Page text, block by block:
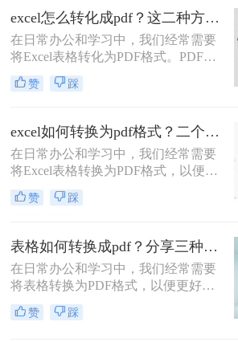
格式稳定性和易于分享的特点，使得
它成为表格转换的理想选择。那么表
格如何转换成pdf呢？本文将介绍三种
将表格转换为PDF的实用方法，帮助
您轻松实现表格的格式化输出。
excel怎么转化成pdf？这二种方法你可以试试！
在日常办公和学习中，我们经常需要
将Excel表格转化为PDF格式。PDF文
件具有跨平台性、不易被篡改的特
点，能够确保表格数据的完整性和准
档。那么excel怎么转化成pdf呢？本文
将介绍两种将Excel表格转化为PDF的
实用方法，帮助您轻松实现这一目
标。
赞 踩
excel如何转换为pdf格式？二个简单的方法教大家！
在日常办公和学习中，我们经常需要
将Excel表格转换为PDF格式，以便于
分享、打印或存档。PDF文件具有跨
平台性、不易被篡改的特点，能够确
将详细介绍excel如何转换为pdf格式的
方法，帮助您轻松完成这一操作。
赞 踩
表格如何转换成pdf？分享三种简单好用的方法！
​在日常办公和学习中，我们经常需要
将表格转换为PDF格式，以便更好地
共享、打印或保存文件。PDF格式具
有跨平台、不易被篡改的特点，能够
赞 踩